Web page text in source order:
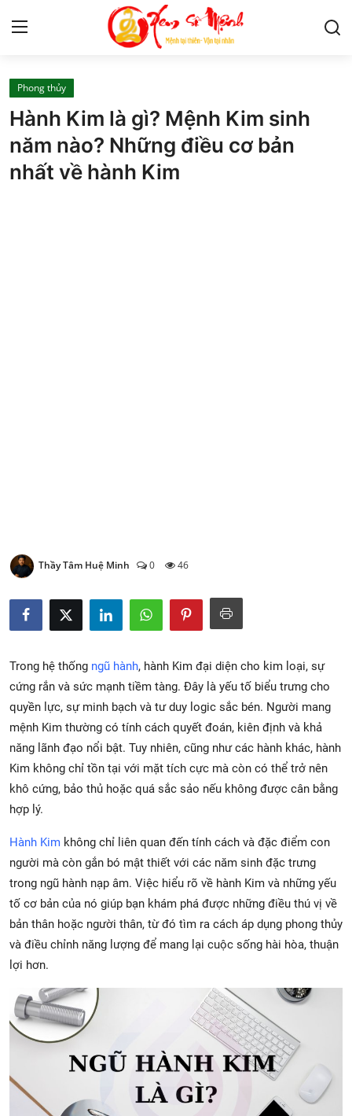
Tử Vi
Kiến Thức
Tâm linh
Phong thủy
Hành Kim là gì? Mệnh Kim sinh
năm nào? Những điều cơ bản
nhất về hành Kim
Thầy Tâm Huệ Minh 0 46
Trong hệ thống ngũ hành, hành Kim đại diện cho kim loại, sự
cứng rắn và sức mạnh tiềm tàng. Đây là yếu tố biểu trưng cho
quyền lực, sự minh bạch và tư duy logic sắc bén. Người mang
mệnh Kim thường có tính cách quyết đoán, kiên định và khả
năng lãnh đạo nổi bật. Tuy nhiên, cũng như các hành khác, hành
Kim không chỉ tồn tại với mặt tích cực mà còn có thể trở nên
khô cứng, bảo thủ hoặc quá sắc sảo nếu không được cân bằng
hợp lý.
Hành Kim không chỉ liên quan đến tính cách và đặc điểm con
người mà còn gắn bó mật thiết với các năm sinh đặc trưng
trong ngũ hành nạp âm. Việc hiểu rõ về hành Kim và những yếu
tố cơ bản của nó giúp bạn khám phá được những điều thú vị về
bản thân hoặc người thân, từ đó tìm ra cách áp dụng phong thủy
và điều chỉnh năng lượng để mang lại cuộc sống hài hòa, thuận
lợi hơn.